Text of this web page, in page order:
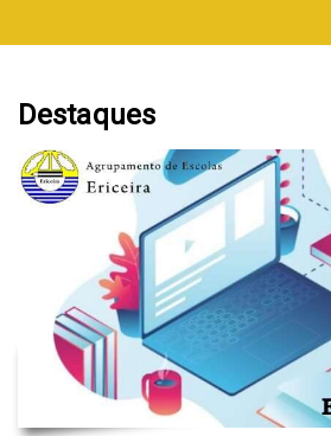
Destaques